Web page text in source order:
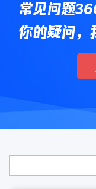
常见问题
你的疑问，